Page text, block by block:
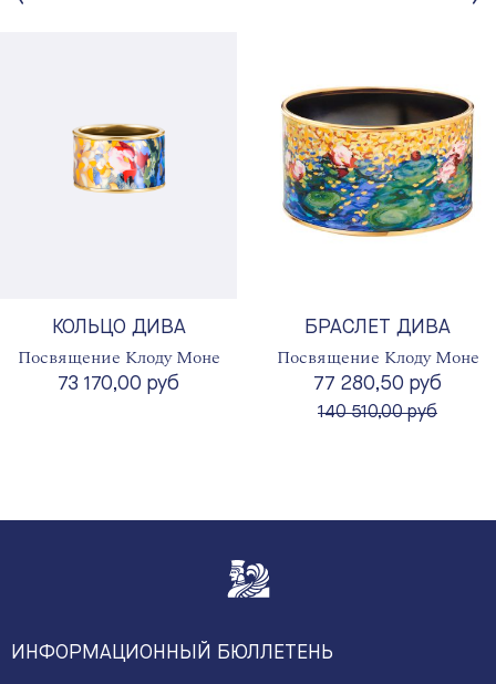
КОЛЬЦО ДИВА
Посвящение Клоду Моне
73 170,00 руб
БРАСЛЕТ ДИВА
Посвящение Клоду Моне
77 280,50 руб
вместо
140 510,00 руб
ИНФОРМАЦИОННЫЙ БЮЛЛЕТЕНЬ